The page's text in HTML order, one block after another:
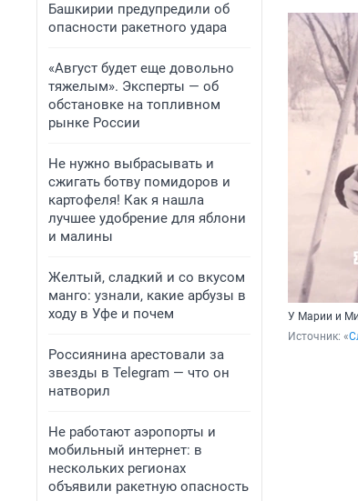
Башкирии предупредили об
опасности ракетного удара
«Август будет еще довольно
тяжелым». Эксперты — об
обстановке на топливном
рынке России
Не нужно выбрасывать и
сжигать ботву помидоров и
картофеля! Как я нашла
лучшее удобрение для яблони
и малины
Желтый, сладкий и со вкусом
манго: узнали, какие арбузы в
ходу в Уфе и почем
Россиянина арестовали за
звезды в Telegram — что он
натворил
Не работают аэропорты и
мобильный интернет: в
нескольких регионах
объявили ракетную опасность
У Марии и
Источник: «